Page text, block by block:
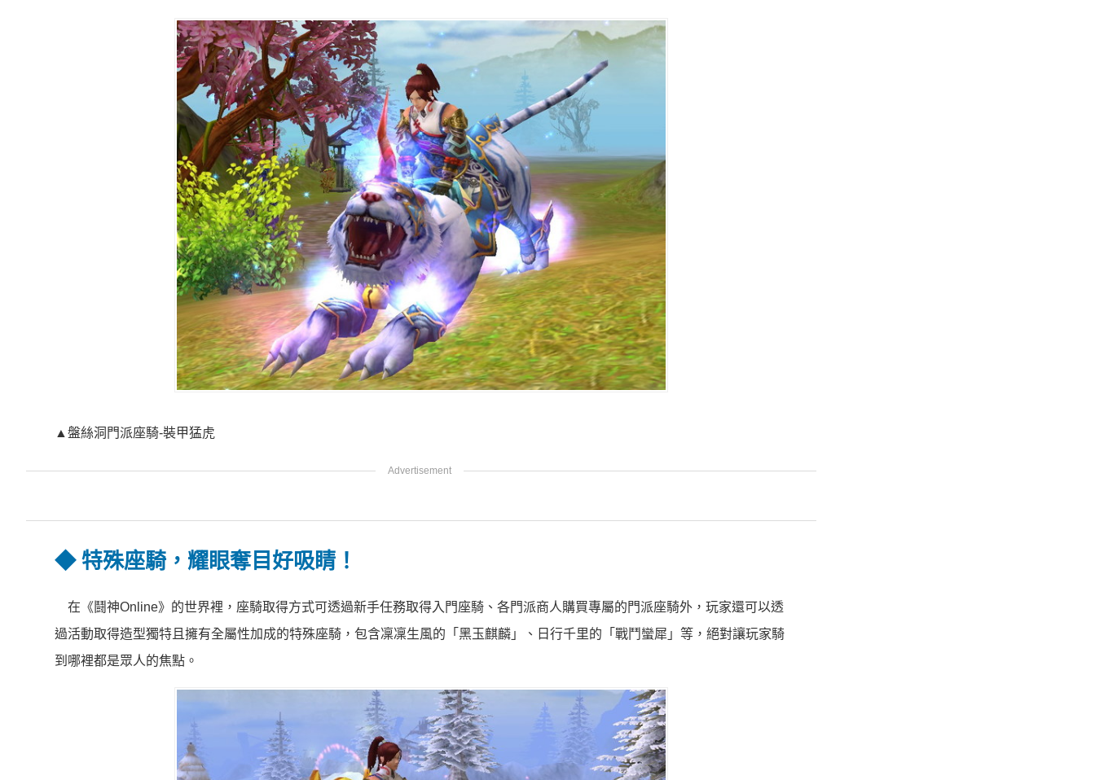
▲盤絲洞門派座騎-裝甲猛虎
◆ 特殊座騎，耀眼奪目好吸睛！
在《鬪神Online》的世界裡，座騎取得方式可透過新手任務取得入門座騎、各門派商人購買專屬的門派座騎外，玩家還可以透
過活動取得造型獨特且擁有全屬性加成的特殊座騎，包含凜凜生風的「黑玉麒麟」、日行千里的「戰鬥蠻犀」等，絕對讓玩家騎
到哪裡都是眾人的焦點。